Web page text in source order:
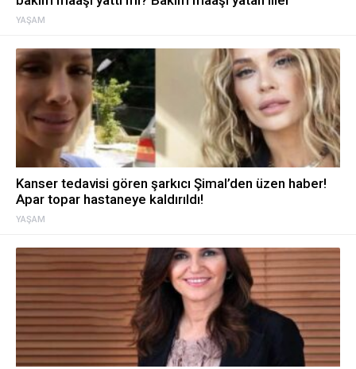
YAŞAM
YAŞAM
Kanser tedavisi gören şarkıcı Şimal’den üzen haber!
Apar topar hastaneye kaldırıldı!